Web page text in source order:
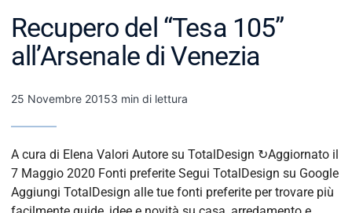
Recupero del “Tesa 105”
all’Arsenale di Venezia
25 Novembre 20153 min di lettura
A cura di Elena Valori Autore su TotalDesign ↻Aggiornato il
7 Maggio 2020 Fonti preferite Segui TotalDesign su Google
Aggiungi TotalDesign alle tue fonti preferite per trovare più